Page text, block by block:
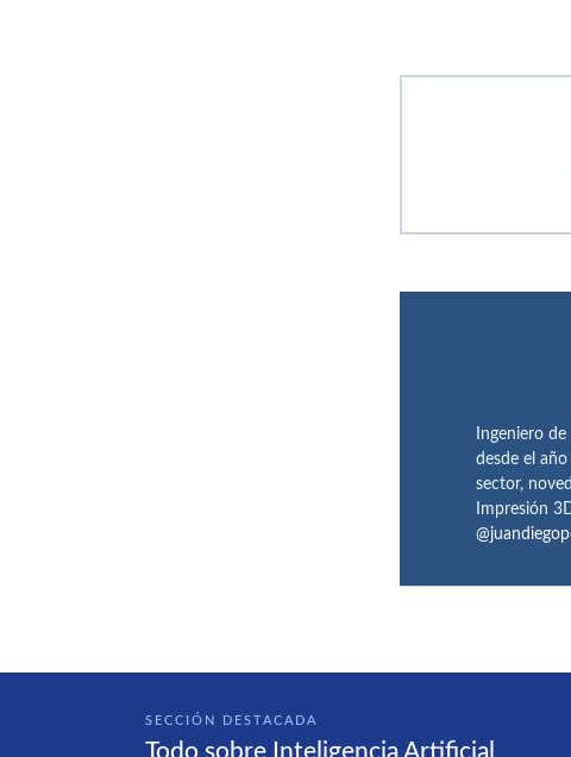
Ingeniero
desde el
sector,
Impresión
SECCIÓN DESTACADA